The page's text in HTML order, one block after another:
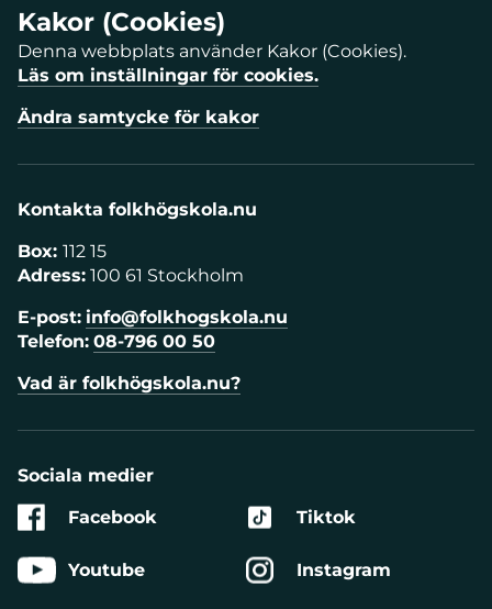
Kakor (Cookies)
Denna webbplats använder Kakor (Cookies).
Läs om inställningar för cookies.
Ändra samtycke för kakor
Kontakta folkhögskola.nu
Box: 112 15
Adress: 100 61 Stockholm
E-post: info@folkhogskola.nu
Telefon: 08-796 00 50
Vad är folkhögskola.nu?
Sociala medier
Facebook
Youtube
Tiktok
Instagram